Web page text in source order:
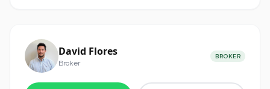
David Flores
Broker
BROKER